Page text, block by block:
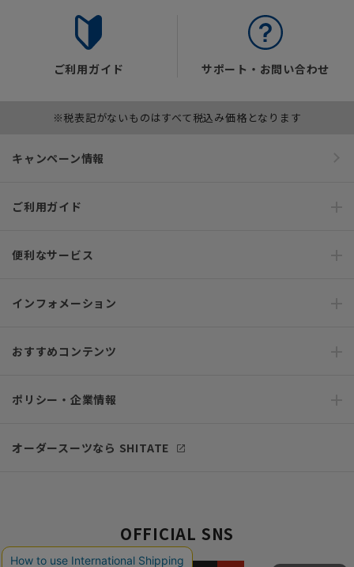
ご利用ガイド サポート・お問い合わせ
※税表記がないものはすべて税込み価格となります
キャンペーン情報
ご利用ガイド
便利なサービス
インフォメーション
おすすめコンテンツ
ポリシー・企業情報
オーダースーツなら SHITATE
OFFICIAL SNS